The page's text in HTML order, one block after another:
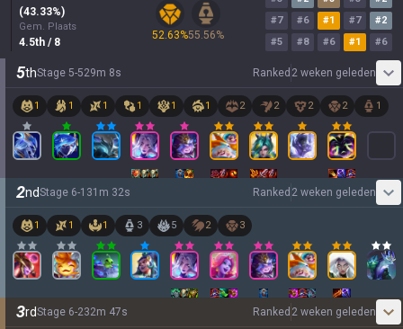
(43.33%)
Gem. Plaats
4.5th / 8
52.63%55.56%
#7 #6 #1 #7 #2
#5 #8 #6 #1 #6
5thStage 5-529m 8s Ranked 2 weken geleden
1 1 1 1 1 1 2 2 2 2 1
2ndStage 6-1 31 m 32s Ranked 2 weken geleden
1 1 1 3 5 2 3
3rdStage 6-232m 47s Ranked 2 weken geleden